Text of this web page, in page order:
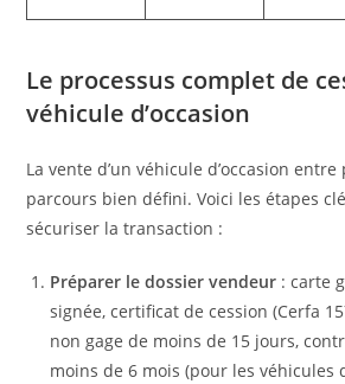
Le processus complet de
véhicule d’occasion
La vente d’un véhicule d’occasion
parcours bien défini. Voici les étapes
sécuriser la transaction :
Préparer le dossier vendeur : carte
signée, certificat de cession (Cerfa
non gage de moins de 15 jours,
moins de 6 mois (pour les véhicules